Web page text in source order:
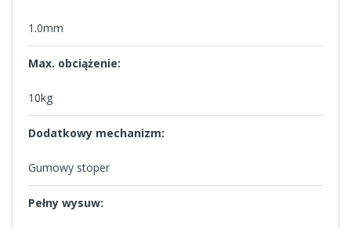
1.0mm
Max. obciążenie:
10kg
Dodatkowy mechanizm:
Gumowy stoper
Pełny wysuw: